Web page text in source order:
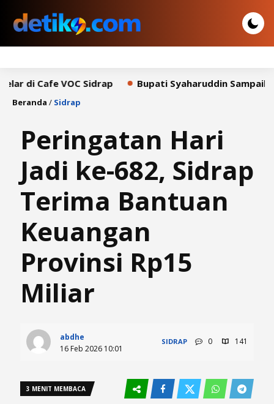
Sidrap Bupati Syaharuddin Sampaikan Pidato
Beranda / Sidrap
Peringatan Hari
Jadi ke-682, Sidrap
Terima Bantuan
Keuangan
Provinsi Rp15
Miliar
abdhe
16 Feb 2026 10:01
SIDRAP 0 141
3 MENIT MEMBACA